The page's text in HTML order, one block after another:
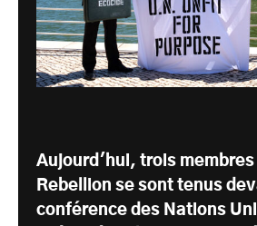
Aujourd'hui, trois membres
Rebellion se sont tenus
conférence des Nations